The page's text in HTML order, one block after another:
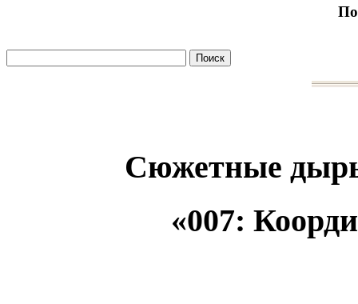
Сюжетные
«007: